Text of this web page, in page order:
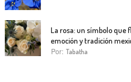
La rosa: un símbolo que
emoción y tradición
Por: Tabatha